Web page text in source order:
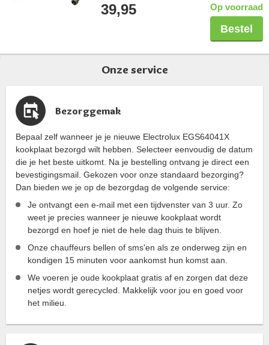
aangesloten kan worden. De tape wordt
gebruikt om de schroefdraadverbinding
veilig af te sluiten. De gehele set is Gastec
39,95 Op voorraad
Bestel
Onze service
Bezorggemak
Bepaal zelf wanneer je je nieuwe Electrolux EGS64041X
kookplaat bezorgd wilt hebben. Selecteer eenvoudig de datum
die je het beste uitkomt. Na je bestelling ontvang je direct een
bevestigingsmail. Gekozen voor onze standaard bezorging?
Dan bieden we je op de bezorgdag de volgende service:
Je ontvangt een e-mail met een tijdvenster van 3 uur. Zo
weet je precies wanneer je nieuwe kookplaat wordt
bezorgd en hoef je niet de hele dag thuis te blijven.
Onze chauffeurs bellen of sms'en als ze onderweg zijn en
kondigen 15 minuten voor aankomst hun komst aan.
We voeren je oude kookplaat gratis af en zorgen dat deze
netjes wordt gerecycled. Makkelijk voor jou en goed voor
het milieu.